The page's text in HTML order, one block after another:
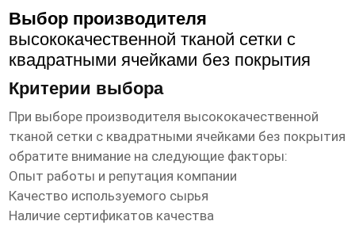
Выбор производителя
высококачественной тканой сетки с
квадратными ячейками без покрытия
Критерии выбора
При выборе производителя высококачественной
тканой сетки с квадратными ячейками без покрытия
обратите внимание на следующие факторы:
Опыт работы и репутация компании
Качество используемого сырья
Наличие сертификатов качества